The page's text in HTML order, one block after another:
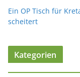
Ein OP Tisch für
scheitert
Kategorien